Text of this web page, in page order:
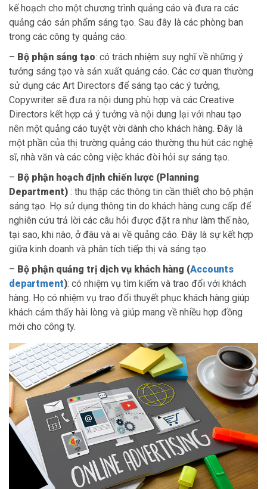
kế hoạch cho một chương trình quảng cáo và đưa ra các
quảng cáo sản phẩm sáng tạo. Sau đây là các phòng ban
trong các công ty quảng cáo:
– Bộ phận sáng tạo: có trách nhiệm suy nghĩ về những ý
tưởng sáng tạo và sản xuất quảng cáo. Các cơ quan thường
sử dụng các Art Directors để sáng tạo các ý tưởng,
Copywriter sẽ đưa ra nội dung phù hợp và các Creative
Directors kết hợp cả ý tưởng và nội dung lại với nhau tạo
nên một quảng cáo tuyệt vời dành cho khách hàng. Đây là
một phần của thị trường quảng cáo thường thu hút các nghệ
sĩ, nhà văn và các công việc khác đòi hỏi sự sáng tạo.
– Bộ phận hoạch định chiến lược (Planning
Department) : thu thập các thông tin cần thiết cho bộ phận
sáng tạo. Họ sử dụng thông tin do khách hàng cung cấp để
nghiên cứu trả lời các câu hỏi được đặt ra như làm thế nào,
tại sao, khi nào, ở đâu và ai về quảng cáo. Đây là sự kết hợp
giữa kinh doanh và phân tích tiếp thị và sáng tạo.
– Bộ phận quảng trị dịch vụ khách hàng (Accounts
department): có nhiệm vụ tìm kiếm và trao đổi với khách
hàng. Họ có nhiệm vụ trao đổi thuyết phục khách hàng giúp
khách cảm thấy hài lòng và giúp mang về nhiều hợp đồng
mới cho công ty.